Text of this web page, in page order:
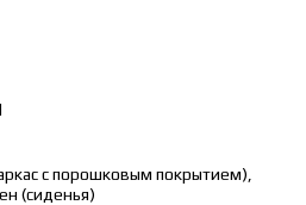
с порошковым покрытием),
(сиденья)